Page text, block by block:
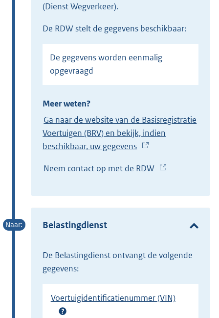
(Dienst Wegverkeer).
de RDW stelt de gegevens beschikbaar:
De gegevens worden eenmalig
opgevraagd
Meer weten?
Ga naar de website van de Basisregistratie
Voertuigen (BRV) en bekijk, indien
beschikbaar, uw gegevens
x
e
l
)
Neem contact op met de RDW
x
t
e
i
n
Belastingdienst
de Belastingdienst ontvangt de volgende
gegevens:
Voertuigidentificatienummer (VIN)